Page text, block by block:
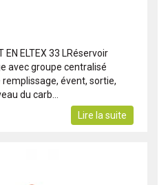
EN ELTEX 33 LRéservoir
avec groupe centralisé
évent, sortie,
du carb...
Lire la suite